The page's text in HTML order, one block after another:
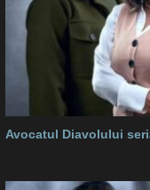
Avocatul Diavolului